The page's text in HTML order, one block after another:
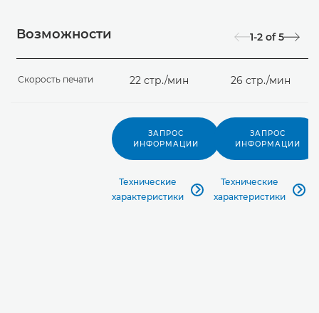
Возможности 1-2 of 5
Скорость печати 22 стр./мин 26 стр./мин
ЗАПРОС
ИНФОРМАЦИИ
Технические
характеристики

ЗАПРОС
ИНФОРМАЦИИ
Технические
характеристики
